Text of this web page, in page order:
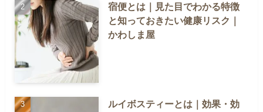
宿便とは｜見た目でわかる特徴
と知っておきたい健康リスク｜
かわしま屋
ルイボスティーとは｜効果・効